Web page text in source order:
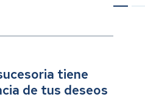
tiene
de tus deseos